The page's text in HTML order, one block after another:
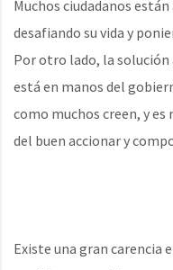
Muchos ciudadanos
desafiando su vida y
Por otro lado, la
está en manos del
como muchos creen, y es
del buen accionar y
Existe una gran carencia